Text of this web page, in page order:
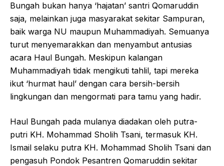
Bungah bukan hanya ‘hajatan’ santri Qomaruddin
saja, melainkan juga masyarakat sekitar Sampuran,
baik warga NU maupun Muhammadiyah. Semuanya
turut menyemarakkan dan menyambut antusias
acara Haul Bungah. Meskipun kalangan
Muhammadiyah tidak mengikuti tahlil, tapi mereka
ikut ‘hurmat haul’ dengan cara bersih-bersih
lingkungan dan mengormati para tamu yang hadir.
Haul Bungah pada mulanya diadakan oleh putra-
putri KH. Mohammad Sholih Tsani, termasuk KH.
Ismail selaku putra KH. Mohammad Sholih Tsani dan
pengasuh Pondok Pesantren Qomaruddin sekitar